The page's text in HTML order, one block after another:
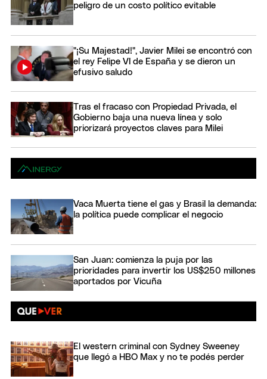
peligro de un costo político evitable
"¡Su Majestad!", Javier Milei se encontró con
el rey Felipe VI de España y se dieron un
efusivo saludo
Tras el fracaso con Propiedad Privada, el
Gobierno baja una nueva línea y solo
priorizará proyectos claves para Milei
Vaca Muerta tiene el gas y Brasil la demanda:
la política puede complicar el negocio
San Juan: comienza la puja por las
prioridades para invertir los US$250 millones
aportados por Vicuña
El western criminal con Sydney Sweeney
que llegó a HBO Max y no te podés perder